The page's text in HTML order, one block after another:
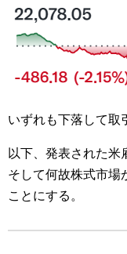
いずれも下落して取
以下、発表された米
そして何故株式市場
ことにする。